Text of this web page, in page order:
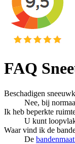
FAQ
Beschadigen
Nee, bij
Ik heb beperkte
U kunt
Waar vind ik de
De bandenmaat